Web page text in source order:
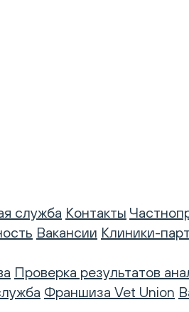
служба Контакты
Вакансии Клиники-
Проверка результатов
Франшиза Vet Union